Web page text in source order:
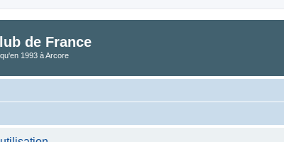
de France
1993 à Arcore